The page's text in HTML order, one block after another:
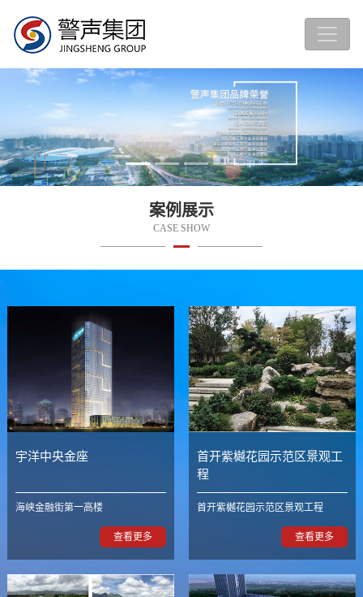
案例展示
CASE SHOW
宇洋中央金座
海峡金融街第一高楼
查看更多
首开紫樾花园示范区景观工
程
首开紫樾花园示范区景观工程
查看更多